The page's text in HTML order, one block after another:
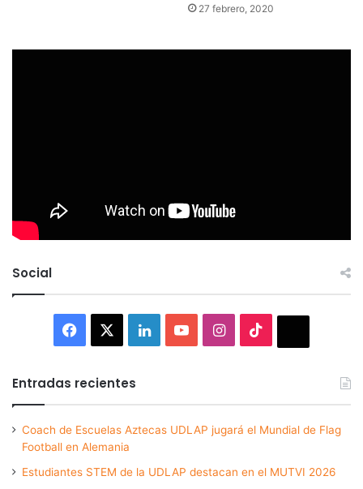
27 febrero, 2020
Social
Facebook LinkedInYouTubeInstagram
Entradas recientes
Coach de Escuelas Aztecas UDLAP jugará el Mundial de Flag
Football en Alemania
Estudiantes STEM de la UDLAP destacan en el MUTVI 2026